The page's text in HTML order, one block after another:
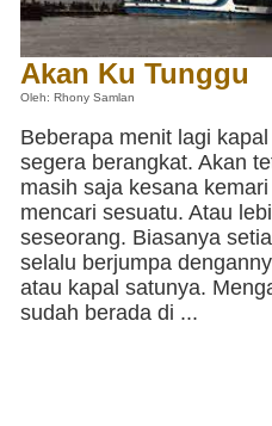
Akan Ku Tunggu
Oleh: Rhony Samlan
Beberapa menit lagi
segera berangkat. Akan
masih saja kesana
mencari sesuatu. Atau
seseorang. Biasanya
selalu berjumpa
atau kapal satunya.
sudah berada di ...